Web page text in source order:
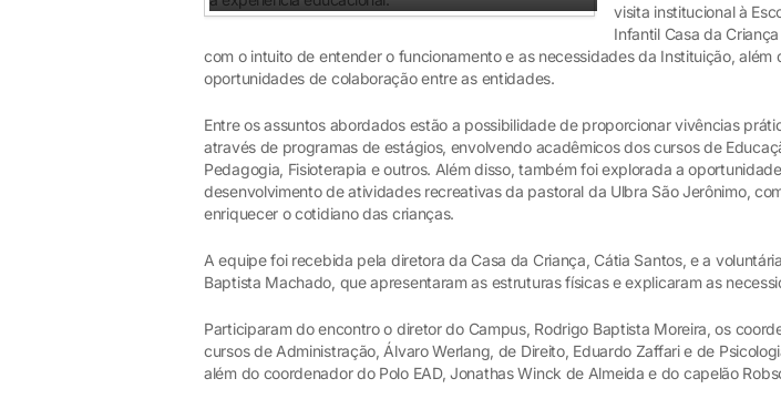
visita institucional à
Infantil Casa da
com o intuito de entender o funcionamento e as necessidades da Instituição, além
oportunidades de colaboração entre as entidades.
Entre os assuntos abordados estão a possibilidade de proporcionar vivências
através de programas de estágios, envolvendo acadêmicos dos cursos de
Pedagogia, Fisioterapia e outros. Além disso, também foi explorada a
desenvolvimento de atividades recreativas da pastoral da Ulbra São Jerônimo,
enriquecer o cotidiano das crianças.
A equipe foi recebida pela diretora da Casa da Criança, Cátia Santos, e a
Baptista Machado, que apresentaram as estruturas físicas e explicaram as
Participaram do encontro o diretor do Campus, Rodrigo Baptista Moreira, os
cursos de Administração, Álvaro Werlang, de Direito, Eduardo Zaffari e de
além do coordenador do Polo EAD, Jonathas Winck de Almeida e do capelão